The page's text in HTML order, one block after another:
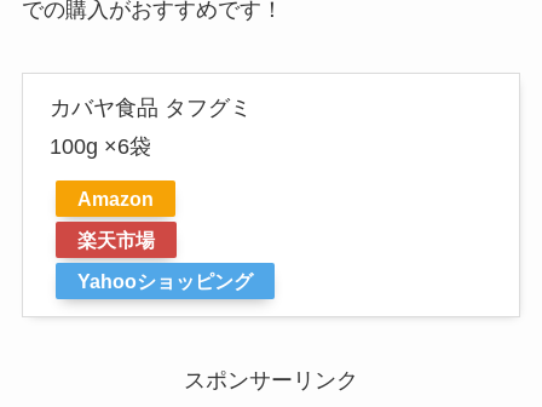
での購入がおすすめです！
カバヤ食品 タフグミ
100g ×6袋
Amazon
楽天市場
Yahooショッピング
スポンサーリンク